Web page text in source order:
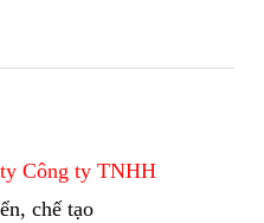
Công ty TNHH
chế tạo